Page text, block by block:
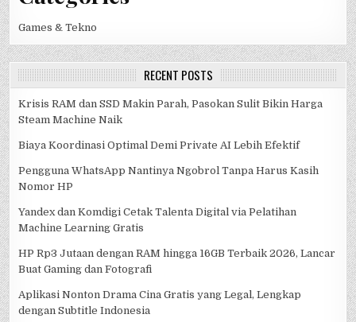
Games & Tekno
RECENT POSTS
Krisis RAM dan SSD Makin Parah, Pasokan Sulit Bikin Harga
Steam Machine Naik
Biaya Koordinasi Optimal Demi Private AI Lebih Efektif
Pengguna WhatsApp Nantinya Ngobrol Tanpa Harus Kasih
Nomor HP
Yandex dan Komdigi Cetak Talenta Digital via Pelatihan
Machine Learning Gratis
HP Rp3 Jutaan dengan RAM hingga 16GB Terbaik 2026, Lancar
Buat Gaming dan Fotografi
Aplikasi Nonton Drama Cina Gratis yang Legal, Lengkap
dengan Subtitle Indonesia